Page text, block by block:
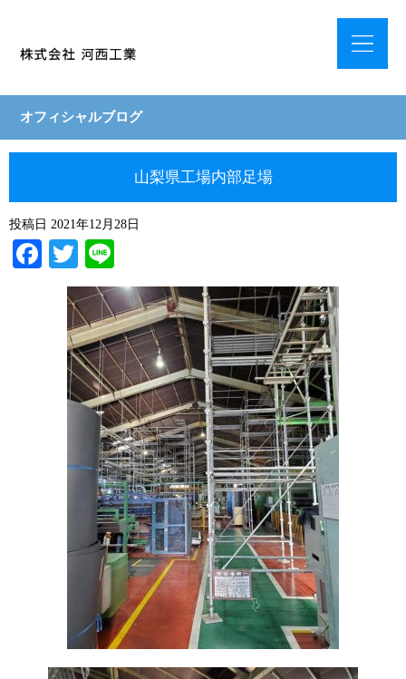
オフィシャルブログ
山梨県工場内部足場
投稿日 2021年12月28日
Facebook
Twitter